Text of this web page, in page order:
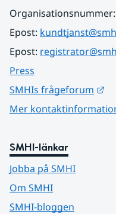
Organisationsnummer:
Epost:
Epost:
Press
SMHIs frågeforum
Mer
SMHI-länkar
Jobba på SMHI
Om SMHI
SMHI-bloggen